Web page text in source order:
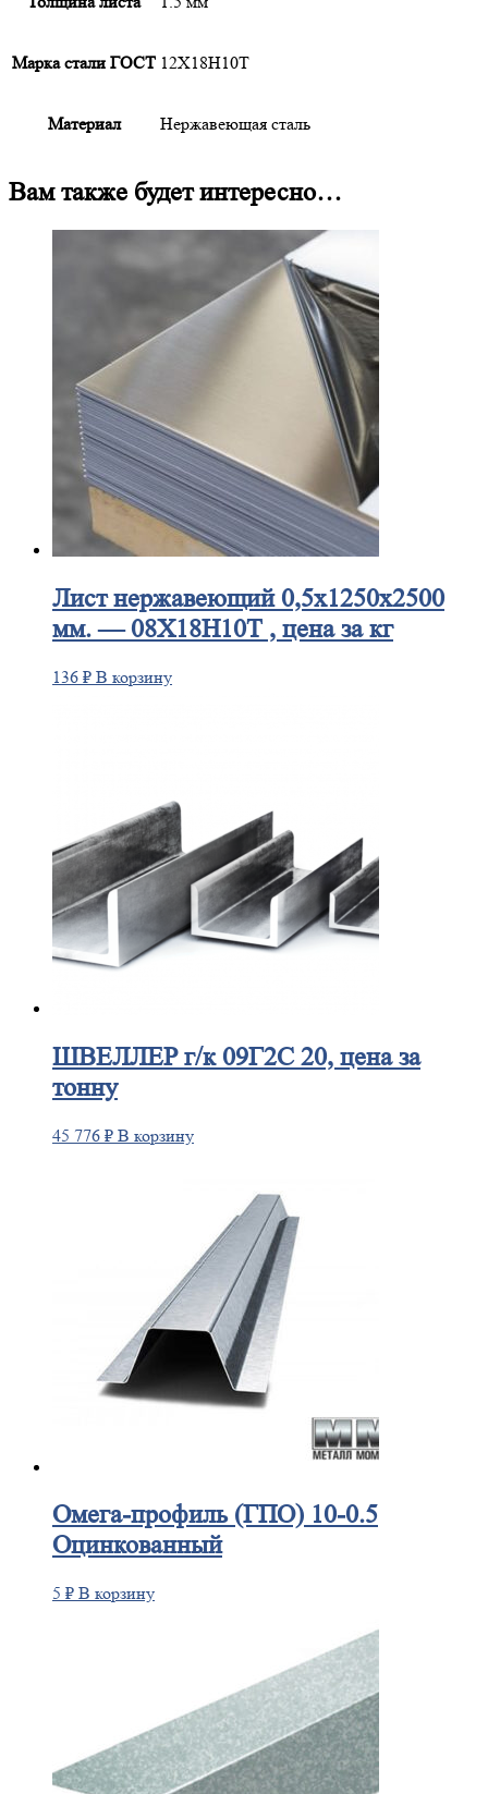
Марка стали ГОСТ 12Х18Н10Т
Материал Нержавеющая сталь
Вам также будет интересно…
Листнержавеющий 0,5x1250x2500
мм. — 08Х18Н10Т , цена за кг
136 ₽ В корзину
ШВЕЛЛЕРг/к 09Г2С 20, цена за
тонну
45 776 ₽ В корзину
Омега-профиль(ГПО) 10-0.5
Оцинкованный
5 ₽ В корзину